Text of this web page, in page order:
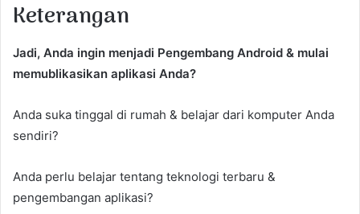
Keterangan
Jadi, Anda ingin menjadi Pengembang Android & mulai
memublikasikan aplikasi Anda?
Anda suka tinggal di rumah & belajar dari komputer Anda
sendiri?
Anda perlu belajar tentang teknologi terbaru &
pengembangan aplikasi?